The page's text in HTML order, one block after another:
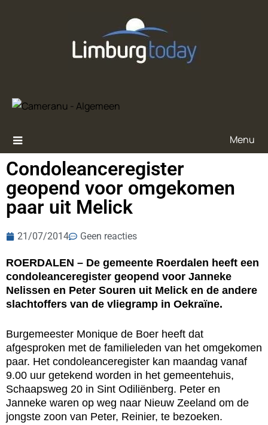
Menu
Condoleanceregister
geopend voor omgekomen
paar uit Melick
21/07/2014 Geen reacties
ROERDALEN – De gemeente Roerdalen heeft een
condoleanceregister geopend voor Janneke
Nelissen en Peter Souren uit Melick en de andere
slachtoffers van de vliegramp in Oekraïne.
Burgemeester Monique de Boer heeft dat
afgesproken met de familieleden van het omgekomen
paar. Het condoleanceregister kan maandag vanaf
9.00 uur getekend worden in het gemeentehuis,
Schaapsweg 20 in Sint Odiliënberg. Peter en
Janneke waren op weg naar Nieuw Zeeland om de
jongste zoon van Peter, Reinier, te bezoeken.